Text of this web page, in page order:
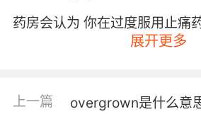
药房会认为 你在过度服用止痛
thought you were overfilling
展开更多
上一篇
overgrown是什么意